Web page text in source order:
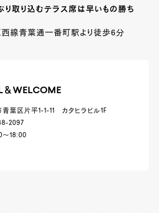
り取り込むテラス席は早いもの勝ち
西線青葉通一番町駅より徒歩6分
＆WELCOME
葉区片平1-1-11 カタヒラビル1F
2097
～18:00